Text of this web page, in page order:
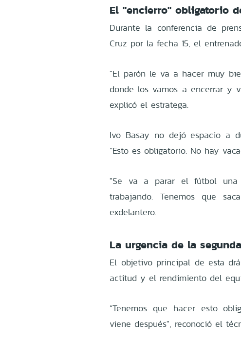
El "encierro" obligatorio
Durante la conferencia de
Cruz por la fecha 15, el
"El parón le va a hacer muy
donde los vamos a encerrar y
explicó el estratega.
Ivo Basay no dejó espacio a
“Esto es obligatorio. No hay
"Se va a parar el fútbol una
trabajando. Tenemos que
exdelantero.
La urgencia de la
El objetivo principal de esta
actitud y el rendimiento del
“Tenemos que hacer esto
viene después", reconoció el